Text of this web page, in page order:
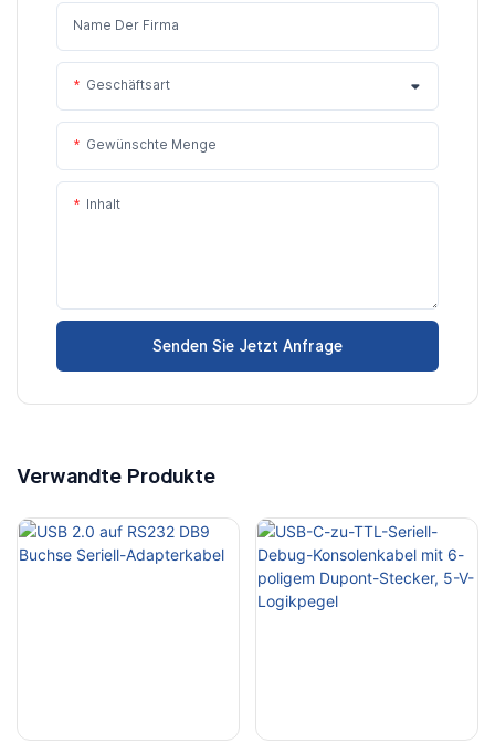
Name Der Firma
Geschäftsart
Gewünschte Menge
Inhalt
Senden Sie Jetzt Anfrage
Verwandte Produkte